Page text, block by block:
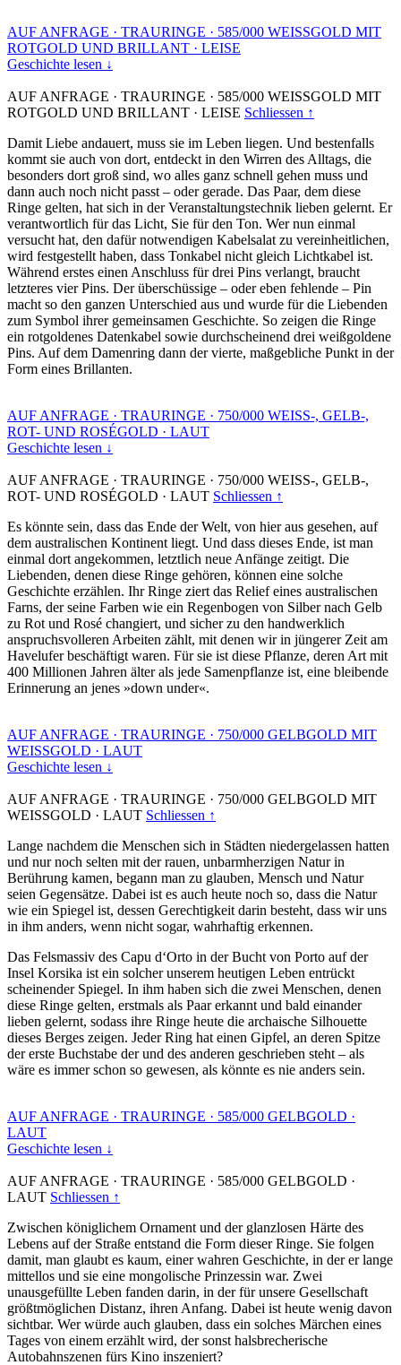
AUF ANFRAGE · TRAURINGE · 585/000 WEISSGOLD MIT
ROTGOLD UND BRILLANT · LEISE
Geschichte lesen ↓
AUF ANFRAGE · TRAURINGE · 585/000 WEISSGOLD MIT
ROTGOLD UND BRILLANT · LEISE Schliessen ↑
Damit Liebe andauert, muss sie im Leben liegen. Und bestenfalls
kommt sie auch von dort, entdeckt in den Wirren des Alltags, die
besonders dort groß sind, wo alles ganz schnell gehen muss und
dann auch noch nicht passt – oder gerade. Das Paar, dem diese
Ringe gelten, hat sich in der Veranstaltungstechnik lieben gelernt. Er
verantwortlich für das Licht, Sie für den Ton. Wer nun einmal
versucht hat, den dafür notwendigen Kabelsalat zu vereinheitlichen,
wird festgestellt haben, dass Tonkabel nicht gleich Lichtkabel ist.
Während erstes einen Anschluss für drei Pins verlangt, braucht
letzteres vier Pins. Der überschüssige – oder eben fehlende – Pin
macht so den ganzen Unterschied aus und wurde für die Liebenden
zum Symbol ihrer gemeinsamen Geschichte. So zeigen die Ringe
ein rotgoldenes Datenkabel sowie durchscheinend drei weißgoldene
Pins. Auf dem Damenring dann der vierte, maßgebliche Punkt in der
Form eines Brillanten.
AUF ANFRAGE · TRAURINGE · 750/000 WEISS-, GELB-,
ROT- UND ROSÉGOLD · LAUT
Geschichte lesen ↓
AUF ANFRAGE · TRAURINGE · 750/000 WEISS-, GELB-,
ROT- UND ROSÉGOLD · LAUT Schliessen ↑
Es könnte sein, dass das Ende der Welt, von hier aus gesehen, auf
dem australischen Kontinent liegt. Und dass dieses Ende, ist man
einmal dort angekommen, letztlich neue Anfänge zeitigt. Die
Liebenden, denen diese Ringe gehören, können eine solche
Geschichte erzählen. Ihr Ringe ziert das Relief eines australischen
Farns, der seine Farben wie ein Regenbogen von Silber nach Gelb
zu Rot und Rosé changiert, und sicher zu den handwerklich
anspruchsvolleren Arbeiten zählt, mit denen wir in jüngerer Zeit am
Havelufer beschäftigt waren. Für sie ist diese Pflanze, deren Art mit
400 Millionen Jahren älter als jede Samenpflanze ist, eine bleibende
Erinnerung an jenes »down under«.
AUF ANFRAGE · TRAURINGE · 750/000 GELBGOLD MIT
WEISSGOLD · LAUT
Geschichte lesen ↓
AUF ANFRAGE · TRAURINGE · 750/000 GELBGOLD MIT
WEISSGOLD · LAUT Schliessen ↑
Lange nachdem die Menschen sich in Städten niedergelassen hatten
und nur noch selten mit der rauen, unbarmherzigen Natur in
Berührung kamen, begann man zu glauben, Mensch und Natur
seien Gegensätze. Dabei ist es auch heute noch so, dass die Natur
wie ein Spiegel ist, dessen Gerechtigkeit darin besteht, dass wir uns
in ihm anders, wenn nicht sogar, wahrhaftig erkennen.
Das Felsmassiv des Capu d‘Orto in der Bucht von Porto auf der
Insel Korsika ist ein solcher unserem heutigen Leben entrückt
scheinender Spiegel. In ihm haben sich die zwei Menschen, denen
diese Ringe gelten, erstmals als Paar erkannt und bald einander
lieben gelernt, sodass ihre Ringe heute die archaische Silhouette
dieses Berges zeigen. Jeder Ring hat einen Gipfel, an deren Spitze
der erste Buchstabe der und des anderen geschrieben steht – als
wäre es immer schon so gewesen, als könnte es nie anders sein.
AUF ANFRAGE · TRAURINGE · 585/000 GELBGOLD ·
LAUT
Geschichte lesen ↓
AUF ANFRAGE · TRAURINGE · 585/000 GELBGOLD ·
LAUT Schliessen ↑
Zwischen königlichem Ornament und der glanzlosen Härte des
Lebens auf der Straße entstand die Form dieser Ringe. Sie folgen
damit, man glaubt es kaum, einer wahren Geschichte, in der er lange
mittellos und sie eine mongolische Prinzessin war. Zwei
unausgefüllte Leben fanden darin, in der für unsere Gesellschaft
größtmöglichen Distanz, ihren Anfang. Dabei ist heute wenig davon
sichtbar. Wer würde auch glauben, dass ein solches Märchen eines
Tages von einem erzählt wird, der sonst halsbrecherische
Autobahnszenen fürs Kino inszeniert?